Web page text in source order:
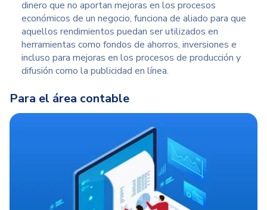
dinero que no aportan mejoras en los procesos
económicos de un negocio, funciona de aliado para que
aquellos rendimientos puedan ser utilizados en
herramientas como fondos de ahorros, inversiones e
incluso para mejoras en los procesos de producción y
difusión como la publicidad en línea.
Para el área contable